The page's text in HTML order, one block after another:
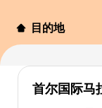
目的地
首尔国际马